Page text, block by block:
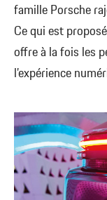
famille Porsche
Ce qui est
offre à la fois les
l’expérience